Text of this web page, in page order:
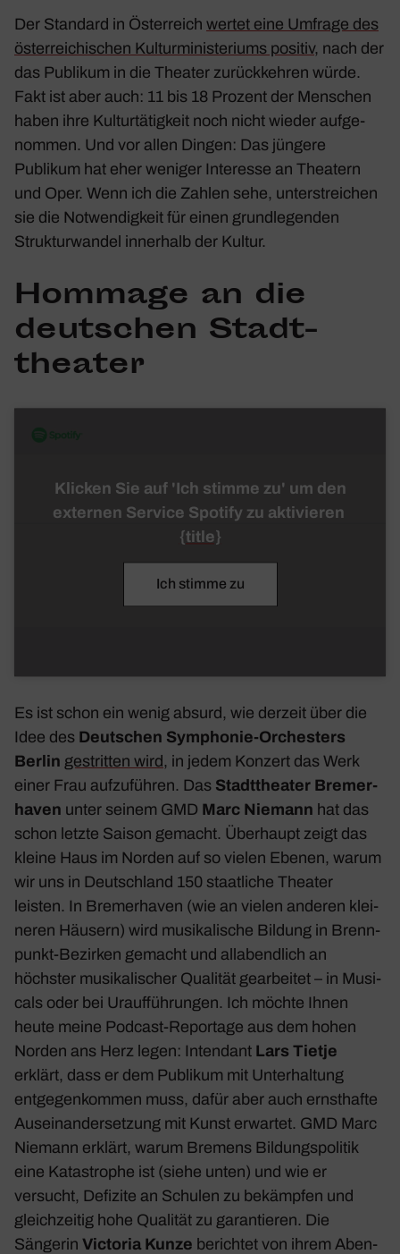
Der Stan­dard in Öster­reich wertet eine Umfrage des
öster­rei­chi­schen Kultur­mi­nis­te­riums positiv, nach der
das Publikum in die Theater zurück­kehren würde.
Fakt ist aber auch: 11 bis 18 Prozent der Menschen
haben ihre Kultur­tä­tig­keit noch nicht wieder aufge­
nommen. Und vor allen Dingen: Das jüngere
Publikum hat eher weniger Inter­esse an Thea­tern
und Oper. Wenn ich die Zahlen sehe, unter­strei­chen
sie die Notwen­dig­keit für einen grund­le­genden
Struk­tur­wandel inner­halb der Kultur.
Hommage an die
deut­schen Stadt­
theater
Klicken Sie auf 'Ich stimme zu' um den
externen Service Spotify zu aktivieren
{title}
Ich stimme zu
Es ist schon ein wenig absurd, wie derzeit über die
Idee des Deut­schen Symphonie-Orches­ters
Berlin gestritten wird, in jedem Konzert das Werk
einer Frau aufzu­führen. Das Stadt­theater Bremer­
haven unter seinem GMD Marc Niemann hat das
schon letzte Saison gemacht. Über­haupt zeigt das
kleine Haus im Norden auf so vielen Ebenen, warum
wir uns in Deutsch­land 150 staat­liche Theater
leisten. In Bremer­haven (wie an vielen anderen klei­
neren Häusern) wird musi­ka­li­sche Bildung in Brenn­
punkt-Bezirken gemacht und allabend­lich an
höchster musi­ka­li­scher Qualität gear­beitet – in Musi­
cals oder bei Urauf­füh­rungen. Ich möchte Ihnen
heute meine Podcast-Repor­tage aus dem hohen
Norden ans Herz legen: Inten­dant Lars Tietje
erklärt, dass er dem Publikum mit Unter­hal­tung
entge­gen­kommen muss, dafür aber auch ernst­hafte
Ausein­an­der­set­zung mit Kunst erwartet. GMD Marc
Niemann erklärt, warum Bremens Bildungs­po­litik
eine Kata­strophe ist (siehe unten) und wie er
versucht, Defi­zite an Schulen zu bekämpfen und
gleich­zeitig hohe Qualität zu garan­tieren. Die
Sängerin Victoria Kunze berichtet von ihrem Aben­